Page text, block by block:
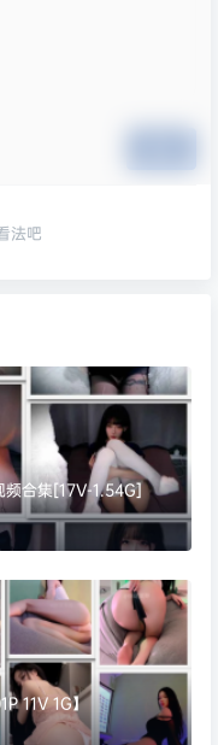
法吧
频合集[17V-1.54G]
11V 1G】